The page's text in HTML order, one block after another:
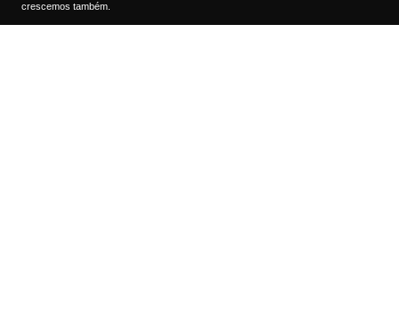
crescemos também.